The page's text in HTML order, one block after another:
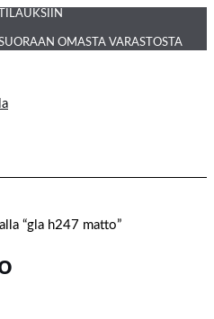
OMASTA VARASTOSTA
“gla h247 matto”